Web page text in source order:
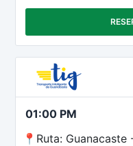
01:00 PM
📍Ruta: